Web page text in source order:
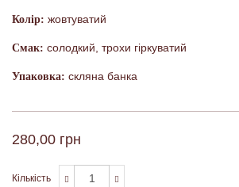
Колір: жовтуватий
Смак: солодкий, трохи гіркуватий
Упаковка: скляна банка
280,00 грн
Кількість